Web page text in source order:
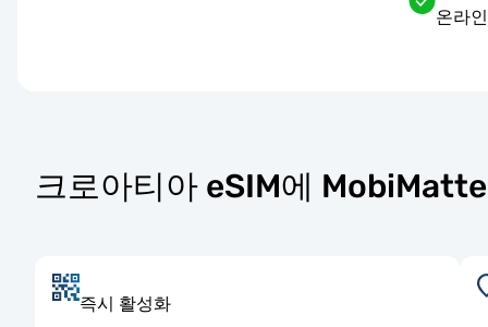
온라
크로아티아 eSIM에
즉시 활성화